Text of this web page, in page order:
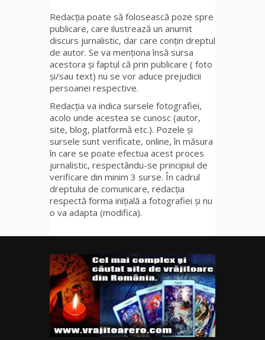
Redacția poate să folosească poze spre
publicare, care ilustrează un anumit
discurs jurnalistic, dar care conțin dreptul
de autor. Se va menționa însă sursa
acestora și faptul că prin publicare ( foto
și/sau text) nu se vor aduce prejudicii
persoanei respective.
Redacția va indica sursele fotografiei,
acolo unde acestea se cunosc (autor,
site, blog, platformă etc.). Pozele și
sursele sunt verificate, online, în măsura
în care se poate efectua acest proces
jurnalistic, respectându-se principiul de
verificare din minim 3 surse. În cadrul
dreptului de comunicare, redacția
respectă forma inițială a fotografiei și nu
o va adapta (modifica).